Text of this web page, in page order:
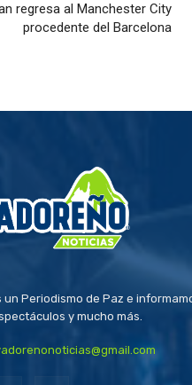
regresa al Manchester City
procedente del Barcelona
Periodismo de Paz e
y mucho más.